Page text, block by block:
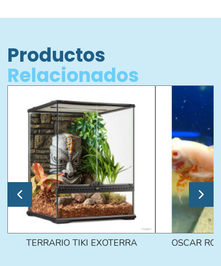
Productos
Relacionados
TERRARIO TIKI EXOTERRA OSCAR